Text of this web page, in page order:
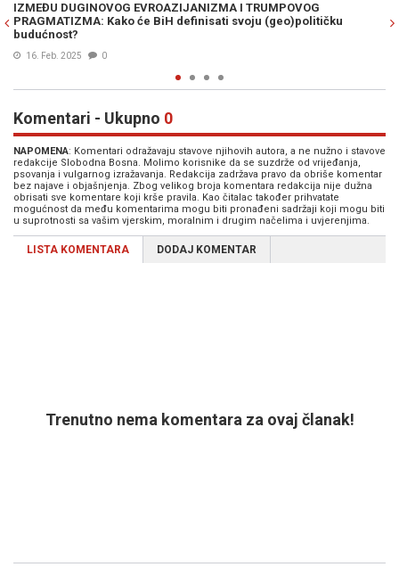
PUTNOV IDEOLOG ALEKSANDAR DUGIN: "Ubistvo Nasrallaha
početak kraja svijeta ili barem bliskoistočnog Otpora"
Komentari - Ukupno 0
NAPOMENA: Komentari odražavaju stavove njihovih autora, a ne nužno i stavove
redakcije Slobodna Bosna. Molimo korisnike da se suzdrže od vrijeđanja,
psovanja i vulgarnog izražavanja. Redakcija zadržava pravo da obriše komentar
bez najave i objašnjenja. Zbog velikog broja komentara redakcija nije dužna
obrisati sve komentare koji krše pravila. Kao čitalac također prihvatate
mogućnost da među komentarima mogu biti pronađeni sadržaji koji mogu biti
u suprotnosti sa vašim vjerskim, moralnim i drugim načelima i uvjerenjima.
LISTA KOMENTARA DODAJ KOMENTAR
Trenutno nema komentara za ovaj članak!